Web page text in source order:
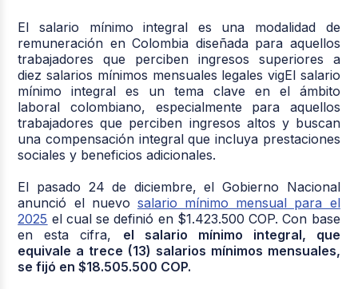
El salario mínimo integral es una modalidad de
remuneración en Colombia diseñada para aquellos
trabajadores que perciben ingresos superiores a
diez salarios mínimos mensuales legales vigEl salario
mínimo integral es un tema clave en el ámbito
laboral colombiano, especialmente para aquellos
trabajadores que perciben ingresos altos y buscan
una compensación integral que incluya prestaciones
sociales y beneficios adicionales.
El pasado 24 de diciembre, el Gobierno Nacional
anunció el nuevo salario mínimo mensual para el
2025 el cual se definió en $1.423.500 COP. Con base
en esta cifra, el salario mínimo integral, que
equivale a trece (13) salarios mínimos mensuales,
se fijó en $18.505.500 COP.